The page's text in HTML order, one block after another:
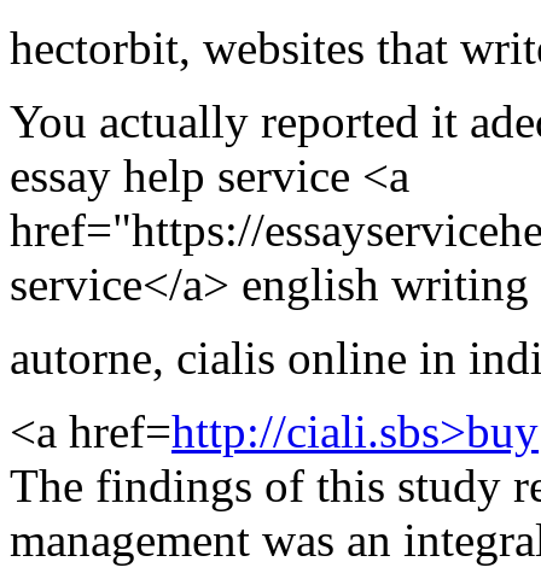
hectorbit, websites that
You actually reported it
essay help service <a
href="https://
service</a> english
autorne, cialis online in
<a href=http://ciali.sbs>buy
The findings of this study
management was an